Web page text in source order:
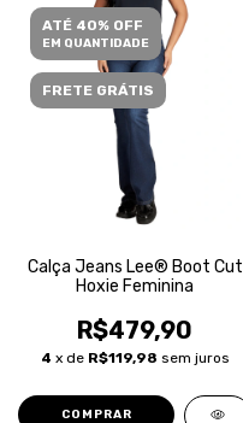
ATÉ 40% OFF
EM QUANTIDADE
FRETE GRÁTIS
Calça Jeans Lee® Boot Cut
Hoxie Feminina
R$479,90
4 x de R$119,98 sem juros
COMPRAR